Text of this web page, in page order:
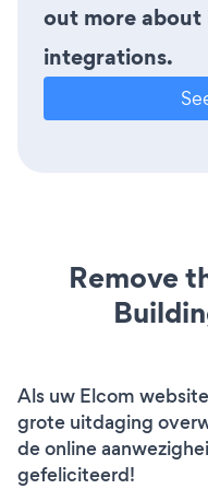
out more
integrations.
Remove
Als uw Elcom
grote uitdaging
de online
gefeliciteerd!